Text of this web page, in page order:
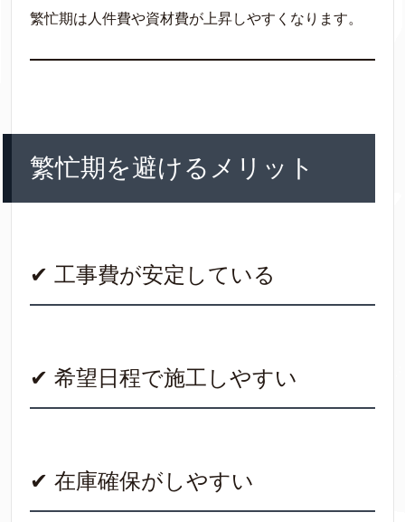
繁忙期は人件費や資材費が上昇しやすくなります。
繁忙期を避けるメリット
✔ 工事費が安定している
✔ 希望日程で施工しやすい
✔ 在庫確保がしやすい